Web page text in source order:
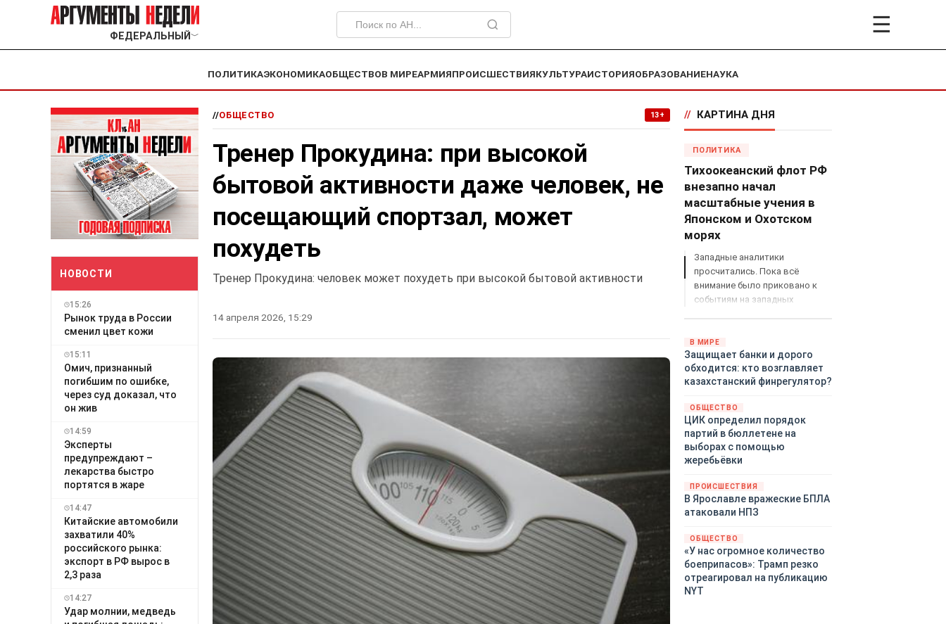
ФЕДЕРАЛЬНЫЙ ﹀ ☰
ПОЛИТИКАЭКОНОМИКАОБЩЕСТВОВ МИРЕАРМИЯПРОИСШЕСТВИЯКУЛЬТУРАИСТОРИЯОБРАЗОВАНИЕНАУКА
НОВОСТИ
15:26
Рынок труда в России
сменил цвет кожи
15:11
Омич, признанный
погибшим по ошибке,
через суд доказал, что
он жив
14:59
Эксперты
предупреждают –
лекарства быстро
портятся в жаре
14:47
Китайские автомобили
захватили 40%
российского рынка:
экспорт в РФ вырос в
2,3 раза
14:27
Удар молнии, медведь
//ОБЩЕСТВО 13+
Тренер Прокудина: при высокой
бытовой активности даже человек, не
посещающий спортзал, может
похудеть
Тренер Прокудина: человек может похудеть при высокой бытовой активности
14 апреля 2026, 15:29
// КАРТИНА ДНЯ
ПОЛИТИКА
Тихоокеанский флот РФ
внезапно начал
масштабные учения в
Японском и Охотском
морях
Западные аналитики
просчитались. Пока всё
внимание было приковано к
событиям на западных
демонстрацию силы на
Дальнем Востоке.
Тихоокеанский флот без
предупреждения развернул
задействовав около
шестидесяти кораблей,
десятки самолётов и больше
тринадцати тысяч
военнослужащих.
В МИРЕ
Защищает банки и дорого
обходится: кто возглавляет
казахстанский финрегулятор?
ОБЩЕСТВО
ЦИК определил порядок
партий в бюллетене на
выборах с помощью
жеребьёвки
ПРОИСШЕСТВИЯ
В Ярославле вражеские БПЛА
атаковали НПЗ
ОБЩЕСТВО
«У нас огромное количество
боеприпасов»: Трамп резко
отреагировал на публикацию
NYT